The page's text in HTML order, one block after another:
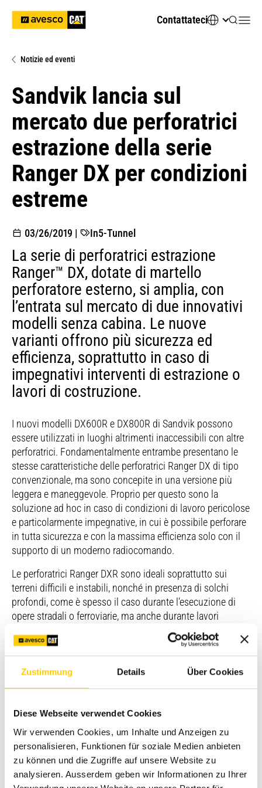
Zustimmung Details Über Cookies
Diese Webseite verwendet Cookies
Wir verwenden Cookies, um Inhalte und Anzeigen zu
personalisieren, Funktionen für soziale Medien anbieten
zu können und die Zugriffe auf unsere Website zu
analysieren. Ausserdem geben wir Informationen zu Ihrer
Contattateci
Notizie ed eventi
Sandvik lancia sul
mercato due perforatrici
estrazione della serie
Ranger DX per condizioni
estreme
03/26/2019 | In5-Tunnel
La serie di perforatrici estrazione
Ranger™ DX, dotate di martello
perforatore esterno, si amplia, con
l’entrata sul mercato di due innovativi
modelli senza cabina. Le nuove
varianti offrono più sicurezza ed
efficienza, soprattutto in caso di
impegnativi interventi di estrazione o
lavori di costruzione.
I nuovi modelli DX600R e DX800R di Sandvik possono
essere utilizzati in luoghi altrimenti inaccessibili con altre
perforatrici. Fondamentalmente entrambe presentano le
stesse caratteristiche delle perforatrici Ranger DX di tipo
convenzionale, ma sono concepite in una versione più
leggera e maneggevole. Proprio per questo sono la
soluzione ad hoc in caso di condizioni di lavoro pericolose
e particolarmente impegnative, in cui è possibile perforare
in tutta sicurezza e con la massima efficienza solo con il
supporto di un moderno radiocomando.
Le perforatrici Ranger DXR sono ideali soprattutto sui
terreni difficili e instabili, nonché in presenza di solchi
profondi, come è spesso il caso durante l’esecuzione di
opere stradali o ferroviarie, ma anche durante lavori
speciali di sottostruttura, di fresatura in trincea o posa di
tubature.
azione, grazie all’innovativo sistema di compensazione del
peso è garantita inoltre la massima stabilità, anche in
condizioni estreme. Esso permette altresì di effettuare fino
al 60% di perforazioni in più rispetto alle tradizionali
perforatrici estrazione con martello perforatore esterno. La